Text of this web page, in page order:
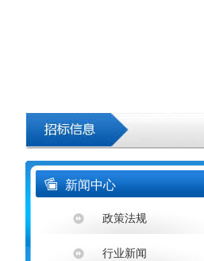
新闻中心
政策法规
行业新闻